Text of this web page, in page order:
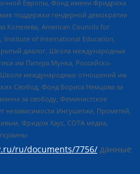
Европы, Фонд имени Фридриха
поддержки гендерной демократии
Копелева, American Councils for
Institute of International Education,
диалог, Школа международных
им Питера Мунка, Российско-
Школа международных отношений им
Свобод, Фонд Бориса Немцова за
за свободу, Феминистское
независимости Ингушетии, Прометей,
Фридом Хаус, СОТА медиа,
ru/documents/7756/ данные